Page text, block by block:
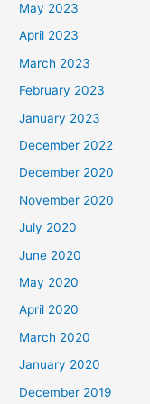
May 2023
April 2023
March 2023
February 2023
January 2023
December 2022
December 2020
November 2020
July 2020
June 2020
May 2020
April 2020
March 2020
January 2020
December 2019